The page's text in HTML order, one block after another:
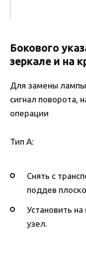
Бокового
зеркале и на
Для замены
сигнал поворота,
операции
Тип А:
Снять с
поддев
Установить
узел.